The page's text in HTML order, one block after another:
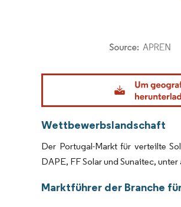
Bild © Mordor Intelligence.
Wettbewerbslandschaft
Der Portugal-Markt für verteilte
DAPE, FF Solar und Sunaitec, unter
Marktführer der Branche